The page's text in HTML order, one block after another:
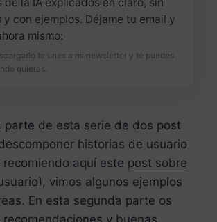
de la IA explicados en claro, sin
con ejemplos. Déjame tu email y
mismo:
te unes a mi newsletter y te puedes
quieras.
parte de esta serie de dos post
historias de usuario
aquí este post sobre
), vimos algunos ejemplos
En esta segunda parte os